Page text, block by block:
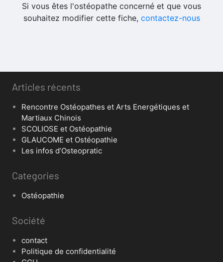
Si vous êtes l'ostéopathe concerné et que vous
souhaitez modifier cette fiche, contactez-nous
Articles récents
Rencontre Ostéopathes et Arts Energétiques et
Martiaux Chinois
SCOLIOSE et Ostéopathie
GLAUCOME et Ostéopathie
Les infos d’Osteopratic
Categories
Ostéopathie
Société
contact
Politique de confidentialité